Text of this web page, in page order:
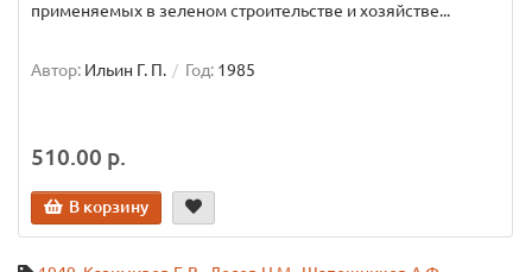
применяемых в зеленом строительстве и хозяйстве...
Автор: Ильин Г. П. Год: 1985
510.00 р.
В корзину